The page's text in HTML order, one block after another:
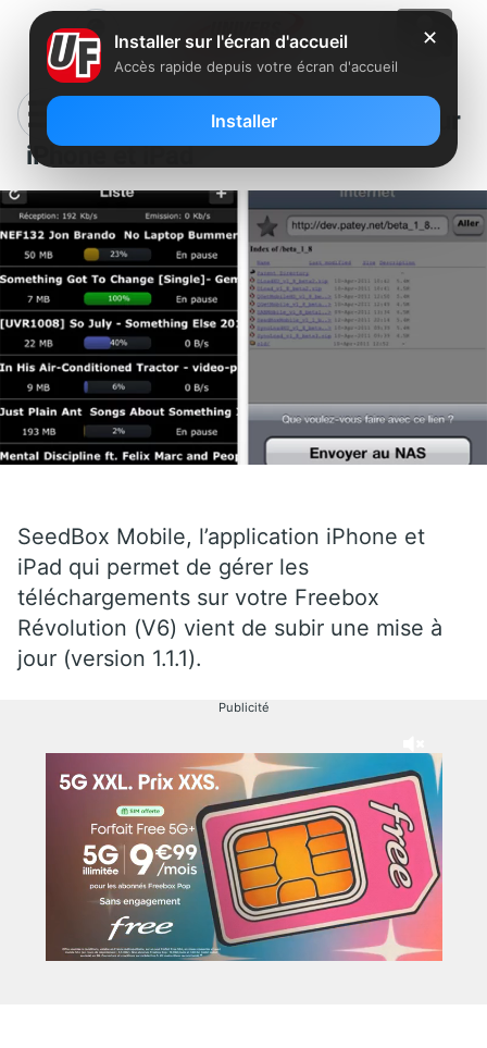
Mise à jour SeedBox Mobile pour
iPhone et iPad
SeedBox Mobile, l’application iPhone et
iPad qui permet de gérer les
téléchargements sur votre Freebox
Révolution (V6) vient de subir une mise à
jour (version 1.1.1).
Publicité
✕
Installer sur l'écran d'accueil
Accès rapide depuis votre écran d'accueil
Installer